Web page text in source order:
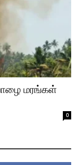
மரங்கள்
0